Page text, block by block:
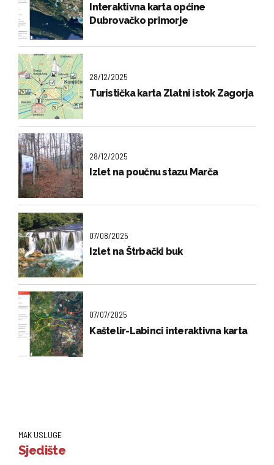
Interaktivna karta općine
Dubrovačko primorje
28/12/2025
Turistička karta Zlatni istok Zagorja
28/12/2025
Izlet na poučnu stazu Marča
07/08/2025
Izlet na Štrbački buk
07/07/2025
Kaštelir-Labinci interaktivna karta
MAK USLUGE
Sjedište